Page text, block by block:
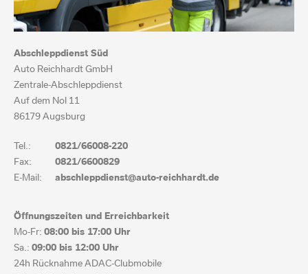
Abschleppdienst Süd
Auto Reichhardt GmbH
Zentrale-Abschleppdienst
Auf dem Nol 11
86179 Augsburg
Tel.:
0821/66008-220
Fax:
0821/6600829
E-Mail:
abschleppdienst@auto-reichhardt.de
Öffnungszeiten und Erreichbarkeit
Mo-Fr:08:00 bis 17:00 Uhr
Sa.:09:00 bis 12:00 Uhr
24h Rücknahme ADAC-Clubmobile